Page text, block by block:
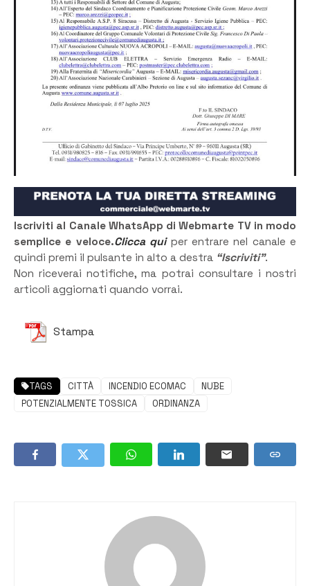
Iscriviti al Canale WhatsApp di Webmarte TV in modo
semplice e veloce.Clicca quiper entrare nel canale e
quindi premi il pulsante in alto a destra “Iscriviti”.
Non riceverai notifiche, ma potrai consultare i nostri
articoli aggiornati quando vorrai.
Stampa
TAGS CITTÀ INCENDIO ECOMAC
NUBE
POTENZIALMENTE TOSSICA
ORDINANZA